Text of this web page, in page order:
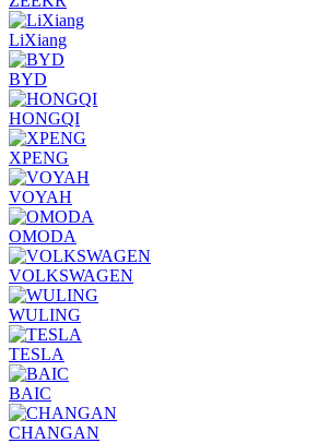
LiXiang
BYD
HONGQI
XPENG
VOYAH
OMODA
VOLKSWAGEN
WULING
TESLA
BAIC
CHANGAN